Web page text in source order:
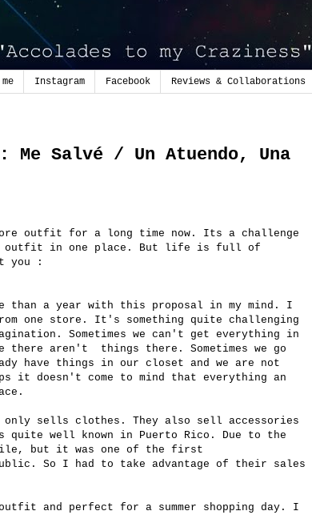
Instagram Facebook Reviews & Collaborations
Salvé / Un Atuendo, Una
outfit for a long time now. Its a challenge
outfit in one place. But life is full of
you :
than a year with this proposal in my mind. I
one store. It's something quite challenging
Sometimes we can't get everything in
there aren't things there. Sometimes we go
have things in our closet and we are not
it doesn't come to mind that everything an
sells clothes. They also sell accessories
quite well known in Puerto Rico. Due to the
but it was one of the first
So I had to take advantage of their sales
and perfect for a summer shopping day. I